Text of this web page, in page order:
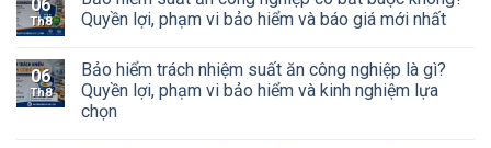
06
Th8
Quyền lợi, phạm vi bảo hiểm và báo giá mới nhất
06
Th8
Bảo hiểm trách nhiệm suất ăn công nghiệp là gì?
Quyền lợi, phạm vi bảo hiểm và kinh nghiệm lựa
chọn